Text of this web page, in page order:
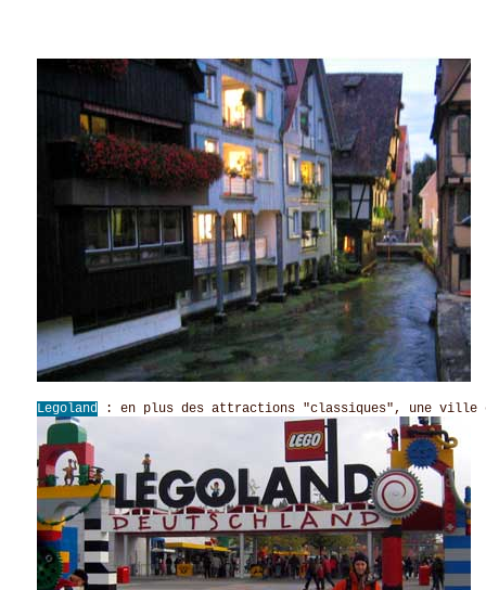
Legoland : en plus des attractions "classiques", une ville